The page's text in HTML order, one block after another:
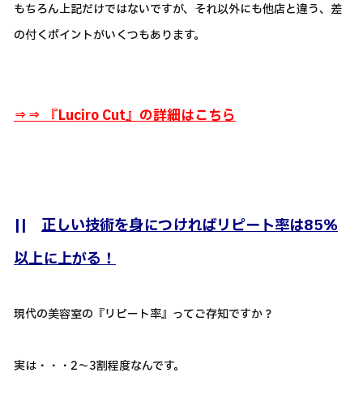
もちろん上記だけではないですが、それ以外にも他店と違う、差
の付くポイントがいくつもあります。
⇒⇒ 『Luciro Cut』の詳細はこちら
|| 正しい技術を身につければリピート率は85％
以上に上がる！
現代の美容室の『リピート率』ってご存知ですか？
実は・・・2～3割程度なんです。